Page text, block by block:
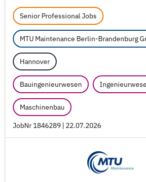
Senior Professional Jobs
MTU Maintenance Berlin-Brandenburg
Hannover
Bauingenieurwesen
Maschinenbau
JobNr 1846289 | 22.07.2026